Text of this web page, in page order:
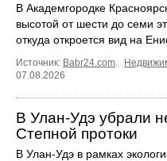
В Академгородке
высотой от шести до семи
откуда откроется вид на
Источник: Babr24.com
07.08.2026
В Улан-Удэ убрали
Степной протоки
В Улан-Удэ в рамках